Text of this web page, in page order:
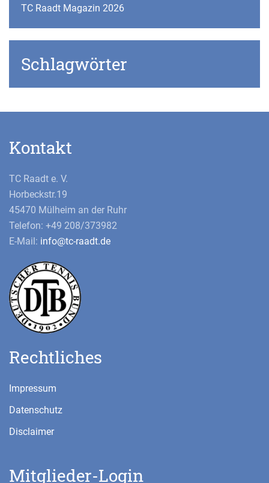
TC Raadt Magazin 2026
Schlagwörter
Kontakt
TC Raadt e. V.
Horbeckstr.19
45470 Mülheim an der Ruhr
Telefon: +49 208/373982
E-Mail: info@tc-raadt.de
Rechtliches
Impressum
Datenschutz
Disclaimer
Mitglieder-Login